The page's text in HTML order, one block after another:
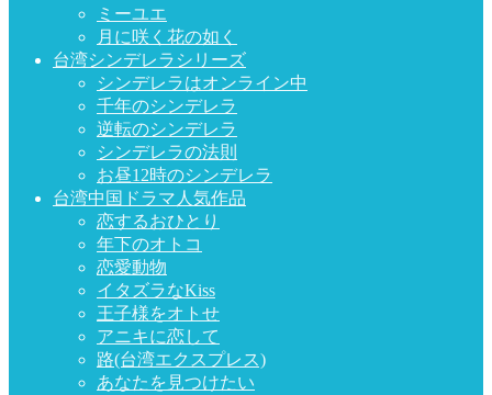
ミーユエ
月に咲く花の如く
台湾シンデレラシリーズ
シンデレラはオンライン中
千年のシンデレラ
逆転のシンデレラ
シンデレラの法則
お昼12時のシンデレラ
台湾中国ドラマ人気作品
恋するおひとり
年下のオトコ
恋愛動物
イタズラなKiss
王子様をオトせ
アニキに恋して
路(台湾エクスプレス)
あなたを見つけたい